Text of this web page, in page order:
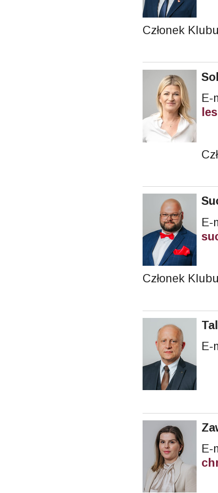
Członek
E-
Członek
E-